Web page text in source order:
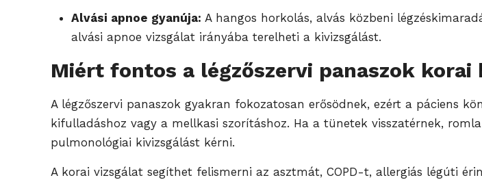
Alvási apnoe gyanúja: A hangos horkolás, alvás közbeni
alvási apnoe vizsgálat irányába terelheti a kivizsgálást.
Miért fontos a légzőszervi panaszok korai
A légzőszervi panaszok gyakran fokozatosan erősödnek, ezért a páciens
kifulladáshoz vagy a mellkasi szorításhoz. Ha a tünetek visszatérnek,
pulmonológiai kivizsgálást kérni.
A korai vizsgálat segíthet felismerni az asztmát, COPD-t, allergiás légúti